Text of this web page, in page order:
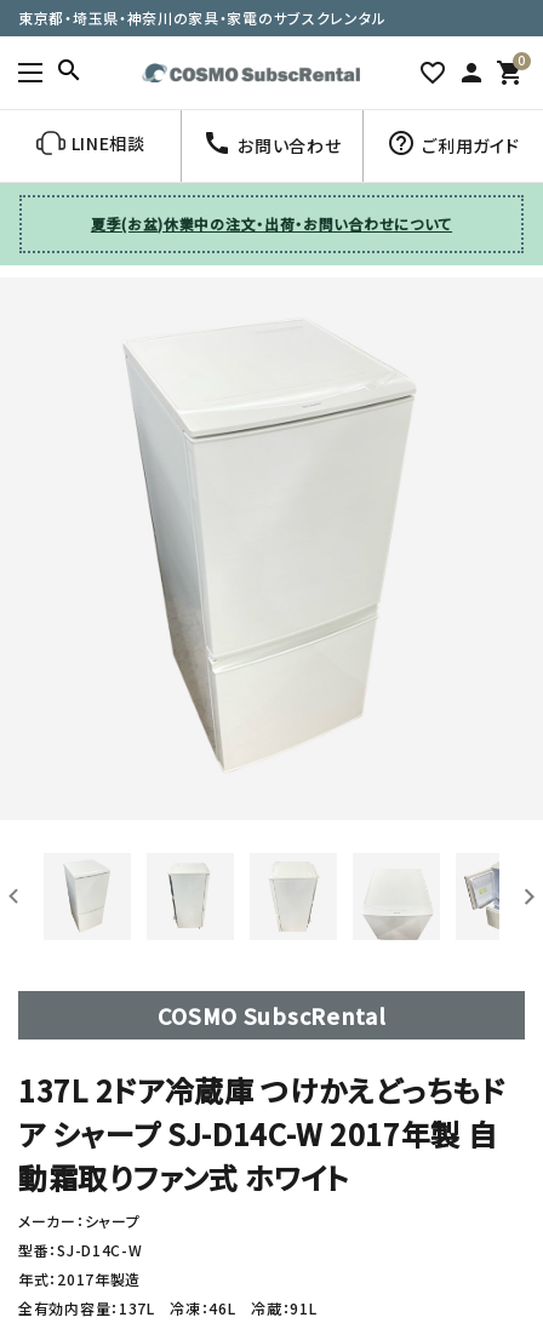
東京都・埼玉県・神奈川の家具・家電のサブスクレンタル
search favorite_border person 0
shopping_cart
LINE相談 call お問い合わせ help_outline ご利用ガイド
夏季(お盆)休業中の注文・出荷・お問い合わせについて
COSMO SubscRental
137L 2ドア冷蔵庫 つけかえどっちもド
ア シャープ SJ-D14C-W 2017年製 自
動霜取りファン式 ホワイト
メーカー：シャープ
型番：SJ-D14C-W
年式：2017年製造
全有効内容量：137L 冷凍：46L 冷蔵：91L